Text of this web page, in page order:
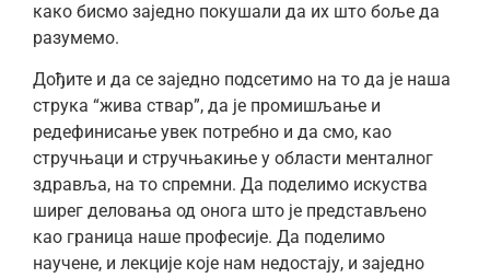
како бисмо заједно покушали да их што боље да
разумемо.
Дођите и да се заједно подсетимо на то да је наша
струка “жива ствар”, да је промишљање и
редефинисање увек потребно и да смо, као
стручњаци и стручњакиње у области менталног
здравља, на то спремни. Да поделимо искуства
ширег деловања од онога што је представљено
као граница наше професије. Да поделимо
научене, и лекције које нам недостају, и заједно